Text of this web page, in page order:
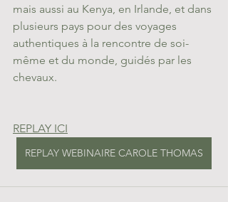
mais aussi au Kenya, en Irlande, et dans
plusieurs pays pour des voyages
authentiques à la rencontre de soi-
même et du monde, guidés par les
chevaux.
REPLAY ICI
REPLAY WEBINAIRE CAROLE THOMAS